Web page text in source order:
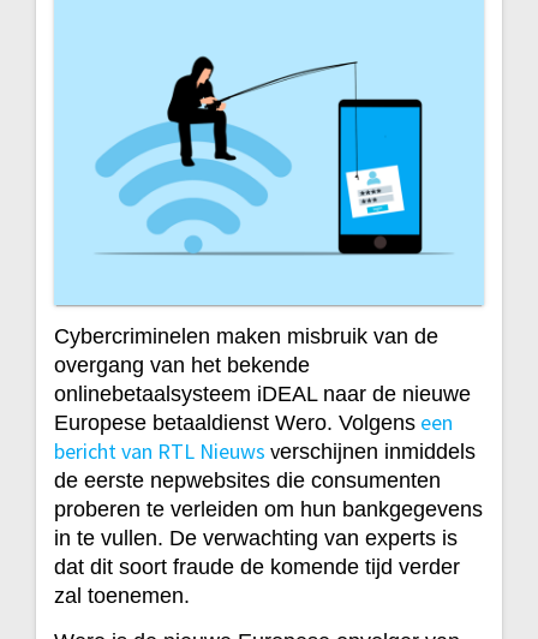
Cybercriminelen maken misbruik van de
overgang van het bekende
onlinebetaalsysteem iDEAL naar de nieuwe
Europese betaaldienst Wero. Volgens een
bericht van RTL Nieuws verschijnen inmiddels
de eerste nepwebsites die consumenten
proberen te verleiden om hun bankgegevens
in te vullen. De verwachting van experts is
dat dit soort fraude de komende tijd verder
zal toenemen.